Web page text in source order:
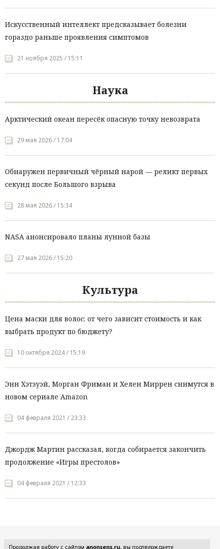
Искусственный интеллект предсказывает болезни
гораздо раньше проявления симптомов
21 ноября 2025 / 15:11
Наука
Арктический океан пересёк опасную точку невозврата
29 мая 2026 / 17:04
Обнаружен первичный чёрный нарой — реликт первых
секунд после Большого взрыва
28 мая 2026 / 15:34
NASA анонсировало планы лунной базы
27 мая 2026 / 15:20
Культура
Цена маски для волос: от чего зависит стоимость и как
выбрать продукт по бюджету?
10 октября 2024 / 15:19
Энн Хэтэуэй, Морган Фриман и Хелен Миррен снимутся в
новом сериале Amazon
04 февраля 2021 / 23:33
Джордж Мартин рассказал, когда собирается закончить
продолжение «Игры престолов»
04 февраля 2021 / 12:33
Продолжая работу с сайтом anonsens.ru, вы подтверждаете